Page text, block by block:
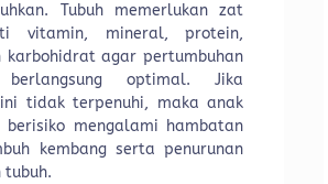
Tubuh memerlukan zat
vitamin, mineral, protein,
karbohidrat agar pertumbuhan
optimal. Jika
ini tidak terpenuhi, maka anak
berisiko mengalami hambatan
kembang serta penurunan